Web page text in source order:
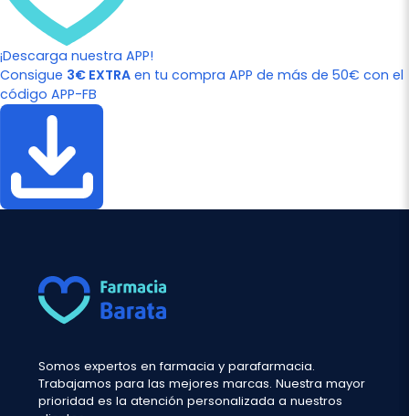
¡Descarga nuestra APP!
Consigue 3€ EXTRA en tu compra APP de más de 50€ con el
código APP-FB
Somos expertos en farmacia y parafarmacia.
Trabajamos para las mejores marcas. Nuestra mayor
prioridad es la atención personalizada a nuestros